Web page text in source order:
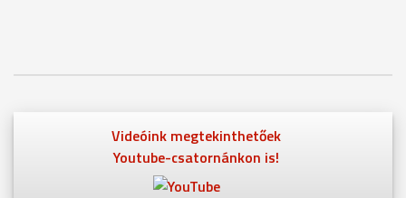
Videóink megtekinthetőek
Youtube-csatornánkon is!